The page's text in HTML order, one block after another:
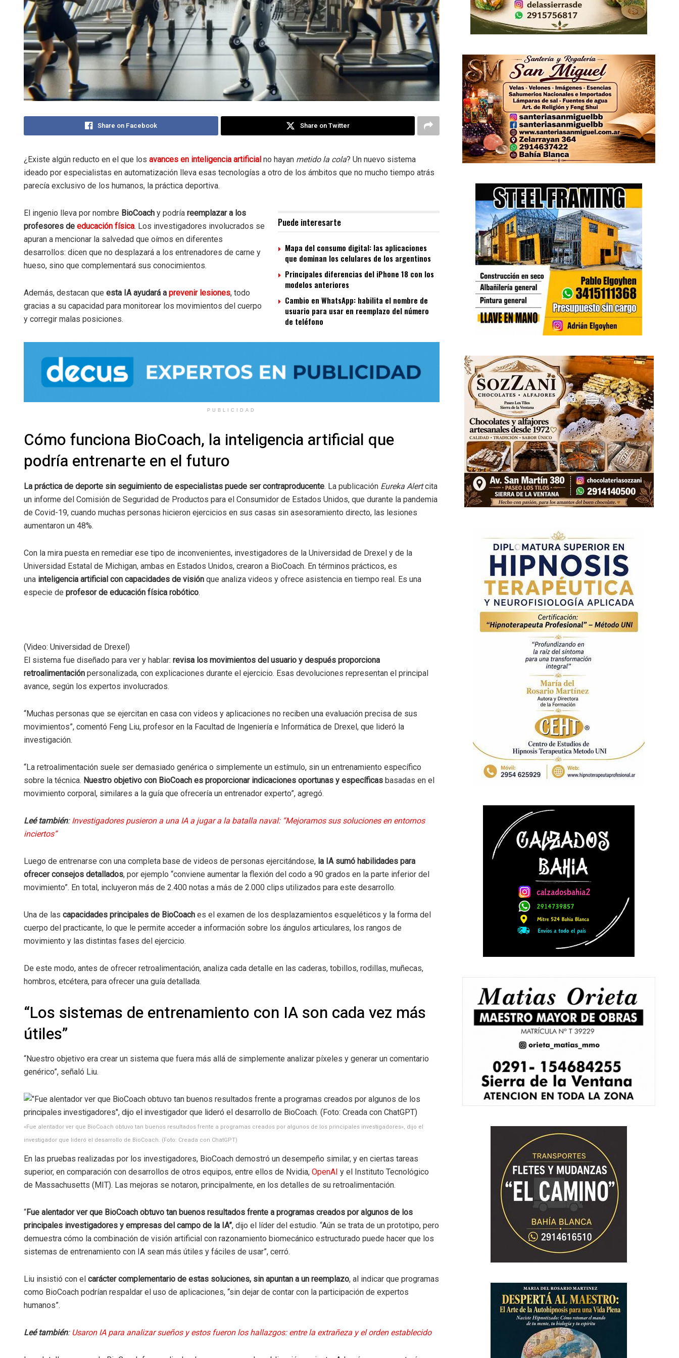
Share on Facebook Share on Twitter
¿Existe algún reducto en el que los avances en inteligencia artificial no hayan metido la cola? Un nuevo sistema
ideado por especialistas en automatización lleva esas tecnologías a otro de los ámbitos que no mucho tiempo atrás
parecía exclusivo de los humanos, la práctica deportiva.
Puede interesarte
Mapa del consumo digital: las aplicaciones
que dominan los celulares de los argentinos
Principales diferencias del iPhone 18 con los
modelos anteriores
Cambio en WhatsApp: habilita el nombre de
usuario para usar en reemplazo del número
de teléfono
El ingenio lleva por nombre BioCoach y podría reemplazar a los
profesores de educación física. Los investigadores involucrados se
apuran a mencionar la salvedad que oímos en diferentes
desarrollos: dicen que no desplazará a los entrenadores de carne y
hueso, sino que complementará sus conocimientos.
Además, destacan que esta IA ayudará a prevenir lesiones, todo
gracias a su capacidad para monitorear los movimientos del cuerpo
y corregir malas posiciones.
PUBLICIDAD
Cómo funciona BioCoach, la inteligencia artificial que
podría entrenarte en el futuro
La práctica de deporte sin seguimiento de especialistas puede ser contraproducente. La publicación Eureka Alertcita
un informe del Comisión de Seguridad de Productos para el Consumidor de Estados Unidos, que durante la pandemia
de Covid-19, cuando muchas personas hicieron ejercicios en sus casas sin asesoramiento directo, las lesiones
aumentaron un 48%.
Con la mira puesta en remediar ese tipo de inconvenientes, investigadores de la Universidad de Drexel y de la
Universidad Estatal de Michigan, ambas en Estados Unidos, crearon a BioCoach. En términos prácticos, es
una inteligencia artificial con capacidades de visión que analiza videos y ofrece asistencia en tiempo real. Es una
especie de profesor de educación física robótico.
(Video: Universidad de Drexel)
El sistema fue diseñado para ver y hablar: revisa los movimientos del usuario y después proporciona
retroalimentación personalizada, con explicaciones durante el ejercicio. Esas devoluciones representan el principal
avance, según los expertos involucrados.
“Muchas personas que se ejercitan en casa con videos y aplicaciones no reciben una evaluación precisa de sus
movimientos”, comentó Feng Liu, profesor en la Facultad de Ingeniería e Informática de Drexel, que lideró la
investigación.
“La retroalimentación suele ser demasiado genérica o simplemente un estímulo, sin un entrenamiento específico
sobre la técnica. Nuestro objetivo con BioCoach es proporcionar indicaciones oportunas y específicas basadas en el
movimiento corporal, similares a la guía que ofrecería un entrenador experto”, agregó.
Leé también: Investigadores pusieron a una IA a jugar a la batalla naval: “Mejoramos sus soluciones en entornos
inciertos”
Luego de entrenarse con una completa base de videos de personas ejercitándose, la IA sumó habilidades para
ofrecer consejos detallados, por ejemplo “conviene aumentar la flexión del codo a 90 grados en la parte inferior del
movimiento”. En total, incluyeron más de 2.400 notas a más de 2.000 clips utilizados para este desarrollo.
Una de las capacidades principales de BioCoach es el examen de los desplazamientos esqueléticos y la forma del
cuerpo del practicante, lo que le permite acceder a información sobre los ángulos articulares, los rangos de
movimiento y las distintas fases del ejercicio.
De este modo, antes de ofrecer retroalimentación, analiza cada detalle en las caderas, tobillos, rodillas, muñecas,
hombros, etcétera, para ofrecer una guía detallada.
“Los sistemas de entrenamiento con IA son cada vez más
útiles”
“Nuestro objetivo era crear un sistema que fuera más allá de simplemente analizar píxeles y generar un comentario
genérico”, señaló Liu.
«Fue alentador ver que BioCoach obtuvo tan buenos resultados frente a programas creados por algunos de los principales investigadores», dijo el
investigador que lideró el desarrollo de BioCoach. (Foto: Creada con ChatGPT)
En las pruebas realizadas por los investigadores, BioCoach demostró un desempeño similar, y en ciertas tareas
superior, en comparación con desarrollos de otros equipos, entre ellos de Nvidia, OpenAI y el Instituto Tecnológico
de Massachusetts (MIT). Las mejoras se notaron, principalmente, en los detalles de su retroalimentación.
“Fue alentador ver que BioCoach obtuvo tan buenos resultados frente a programas creados por algunos de los
principales investigadores y empresas del campo de la IA”, dijo el líder del estudio. “Aún se trata de un prototipo, pero
demuestra cómo la combinación de visión artificial con razonamiento biomecánico estructurado puede hacer que los
sistemas de entrenamiento con IA sean más útiles y fáciles de usar”, cerró.
Liu insistió con el carácter complementario de estas soluciones, sin apuntan a un reemplazo, al indicar que programas
como BioCoach podrían respaldar el uso de aplicaciones, “sin dejar de contar con la participación de expertos
humanos”.
Leé también: Usaron IA para analizar sueños y estos fueron los hallazgos: entre la extrañeza y el orden establecido